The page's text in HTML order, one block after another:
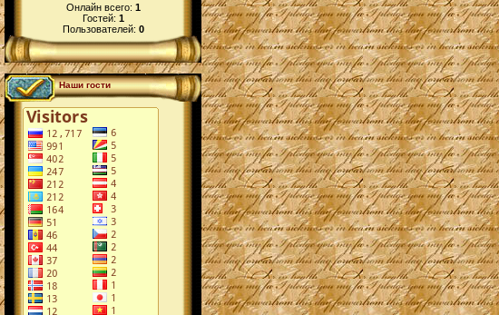
Онлайн всего: 1
Гостей: 1
Пользователей: 0
Наши гости